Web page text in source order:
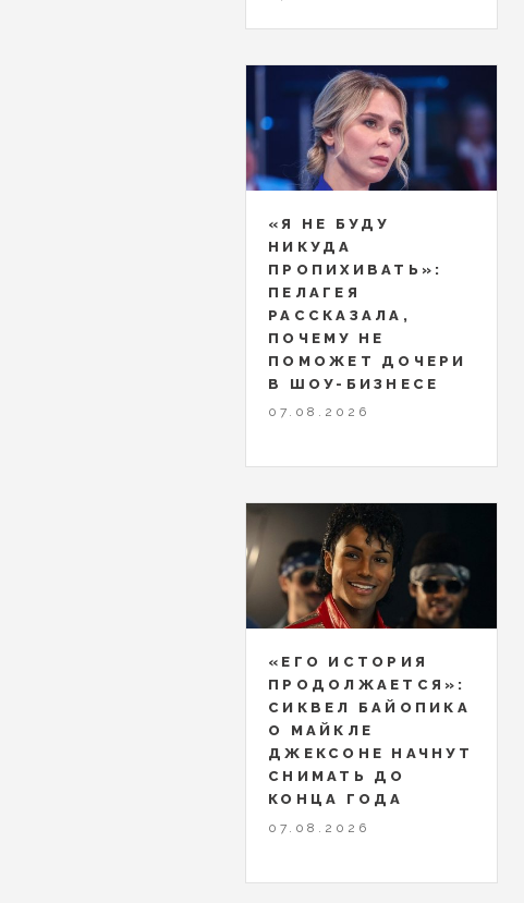
«Я НЕ БУДУ
НИКУДА
ПРОПИХИВАТЬ»:
ПЕЛАГЕЯ
РАССКАЗАЛА,
ПОЧЕМУ НЕ
ПОМОЖЕТ ДОЧЕРИ
В ШОУ-БИЗНЕСЕ
07.08.2026
«ЕГО ИСТОРИЯ
ПРОДОЛЖАЕТСЯ»:
СИКВЕЛ БАЙОПИКА
О МАЙКЛЕ
ДЖЕКСОНЕ НАЧНУТ
СНИМАТЬ ДО
КОНЦА ГОДА
07.08.2026